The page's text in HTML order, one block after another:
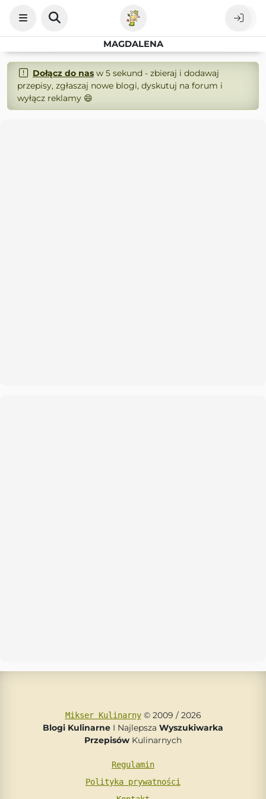
MAGDALENA
Dołącz do nasw 5 sekund - zbieraj i dodawaj
przepisy, zgłaszaj nowe blogi, dyskutuj na forum i
wyłącz reklamy 😄
Mikser Kulinarny© 2009 / 2026
Blogi Kulinarne I Najlepsza Wyszukiwarka
Przepisów Kulinarnych
Regulamin
Polityka prywatności